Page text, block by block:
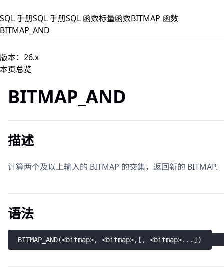
SQL 手册SQL 手册SQL 函数标量函数BITMAP 函数
BITMAP_AND
版本：26.x
本页总览
BITMAP_AND
描述
计算两个及以上输入的 BITMAP 的交集，返回新的 BITMAP.
语法
BITMAP_AND(<bitmap>, <bitmap>, [ , <bitmap>. . . ] )